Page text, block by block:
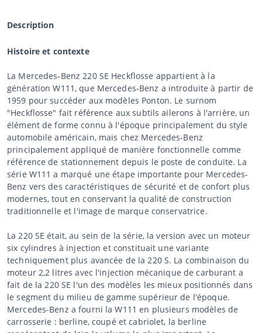
Description
Histoire et contexte
La Mercedes-Benz 220 SE Heckflosse appartient à la
génération W111, que Mercedes-Benz a introduite à partir de
1959 pour succéder aux modèles Ponton. Le surnom
"Heckflosse" fait référence aux subtils ailerons à l'arrière, un
élément de forme connu à l'époque principalement du style
automobile américain, mais chez Mercedes-Benz
principalement appliqué de manière fonctionnelle comme
référence de stationnement depuis le poste de conduite. La
série W111 a marqué une étape importante pour Mercedes-
Benz vers des caractéristiques de sécurité et de confort plus
modernes, tout en conservant la qualité de construction
traditionnelle et l'image de marque conservatrice.
La 220 SE était, au sein de la série, la version avec un moteur
six cylindres à injection et constituait une variante
techniquement plus avancée de la 220 S. La combinaison du
moteur 2,2 litres avec l'injection mécanique de carburant a
fait de la 220 SE l'un des modèles les mieux positionnés dans
le segment du milieu de gamme supérieur de l'époque.
Mercedes-Benz a fourni la W111 en plusieurs modèles de
carrosserie : berline, coupé et cabriolet, la berline